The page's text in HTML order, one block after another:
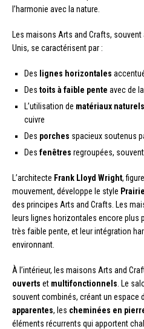
l’harmonie avec la nature.
Les maisons Arts and Crafts, souvent
Unis, se caractérisent par :
Des lignes horizontales
Des toits à faible pente avec de
L’utilisation de matériaux naturels
cuivre
Des porches spacieux soutenus
Des fenêtres regroupées,
L’architecte Frank Lloyd Wright,
mouvement, développe le style Prairie
des principes Arts and Crafts. Les
leurs lignes horizontales encore plus
très faible pente, et leur intégration
environnant.
À l’intérieur, les maisons Arts and
ouverts et multifonctionnels . Le
souvent combinés, créant un espace
apparentes, les cheminées en
éléments récurrents qui apportent